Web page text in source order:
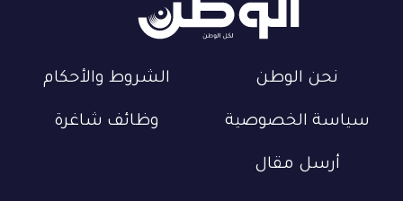
نحن الوطن الشروط والأحكام
سياسة الخصوصية وظائف شاغرة
أرسل مقال